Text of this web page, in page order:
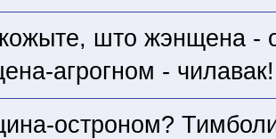
што жэнщена -
агрогном -
остроном?